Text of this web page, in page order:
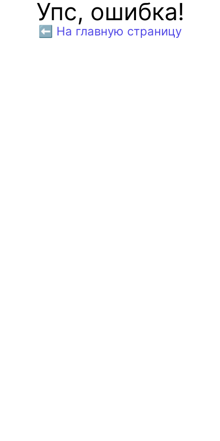
Упс, ошибка!
⬅️ На главную страницу